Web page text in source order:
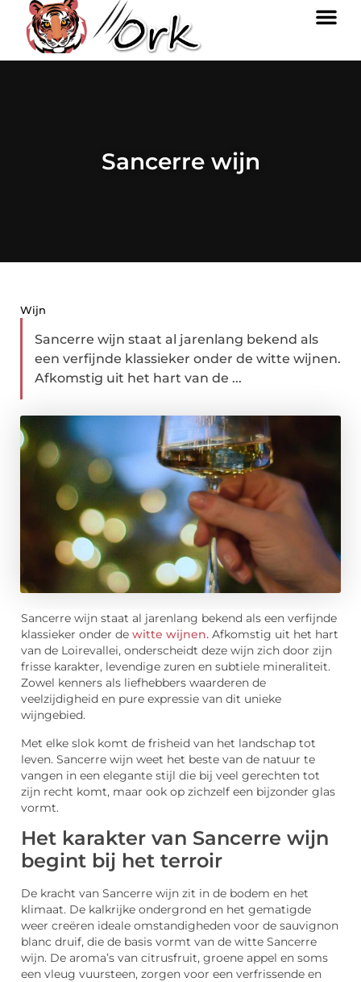
Sancerre wijn
Wijn
Sancerre wijn staat al jarenlang bekend als
een verfijnde klassieker onder de witte wijnen.
Afkomstig uit het hart van de ...
Sancerre wijn staat al jarenlang bekend als een verfijnde
klassieker onder de witte wijnen. Afkomstig uit het hart
van de Loirevallei, onderscheidt deze wijn zich door zijn
frisse karakter, levendige zuren en subtiele mineraliteit.
Zowel kenners als liefhebbers waarderen de
veelzijdigheid en pure expressie van dit unieke
wijngebied.
Met elke slok komt de frisheid van het landschap tot
leven. Sancerre wijn weet het beste van de natuur te
vangen in een elegante stijl die bij veel gerechten tot
zijn recht komt, maar ook op zichzelf een bijzonder glas
vormt.
Het karakter van Sancerre wijn
begint bij het terroir
De kracht van Sancerre wijn zit in de bodem en het
klimaat. De kalkrijke ondergrond en het gematigde
weer creëren ideale omstandigheden voor de sauvignon
blanc druif, die de basis vormt van de witte Sancerre
wijn. De aroma’s van citrusfruit, groene appel en soms
een vleug vuursteen, zorgen voor een verfrissende en